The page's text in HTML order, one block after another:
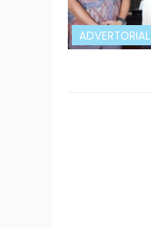
ADVERTORIAL